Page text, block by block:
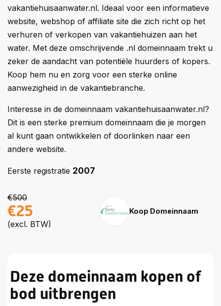
vakantiehuisaanwater.nl. Ideaal voor een informatieve
website, webshop of affiliate site die zich richt op het
verhuren of verkopen van vakantiehuizen aan het
water. Met deze omschrijvende .nl domeinnaam trekt u
zeker de aandacht van potentiële huurders of kopers.
Koop hem nu en zorg voor een sterke online
aanwezigheid in de vakantiebranche.
Interesse in de domeinnaam vakantiehuisaanwater.nl?
Dit is een sterke premium domeinnaam die je morgen
al kunt gaan ontwikkelen of doorlinken naar een
andere website.
Eerste registratie 2007
€500
€25
(excl. BTW)
Koop Domeinnaam
Deze domeinnaam kopen of
bod uitbrengen